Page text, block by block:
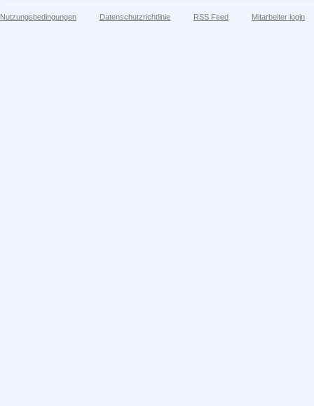
Nutzungsbedingungen Datenschutzrichtlinie RSS Feed Mitarbeiter login